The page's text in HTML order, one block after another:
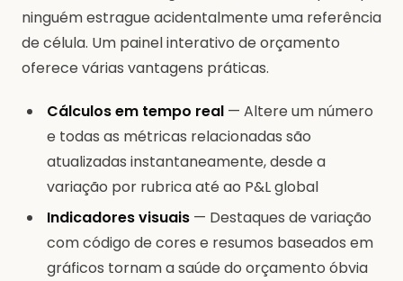
ninguém estrague acidentalmente uma referência
de célula. Um painel interativo de orçamento
oferece várias vantagens práticas.
Cálculos em tempo real — Altere um número
e todas as métricas relacionadas são
atualizadas instantaneamente, desde a
variação por rubrica até ao P&L global
Indicadores visuais — Destaques de variação
com código de cores e resumos baseados em
gráficos tornam a saúde do orçamento óbvia